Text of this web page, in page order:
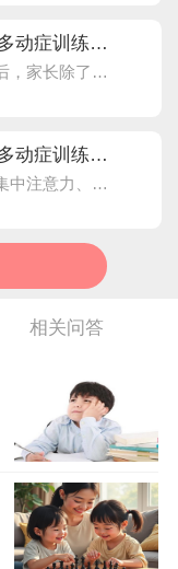
2022成都竞思儿童多动症训练课程
当孩子确诊多动症以后，家长除了给孩子做药物治疗或脑电生物反馈训练外，家长在家也要懂得引导孩子，这对多动症的康复非常重要。成都竞思儿童多动症训练课程主要针对6-15岁儿童，结合家长评估、学员测评、脑电信息、学员实际需求和时间安排，竞思专家定制个性化培训方案。
2022天津竞思儿童多动症训练课程
儿童出现好动、无法集中注意力、缺乏耐心、脾气暴躁、易冲动、写作业拖拉磨蹭。家长就要警惕儿童多动症了，不要以为只是孩子小，活泼调皮，长大就好了，以免错过多动症黄金干预时期。孩子的不良行为，越往后越难以纠正。
相关问答